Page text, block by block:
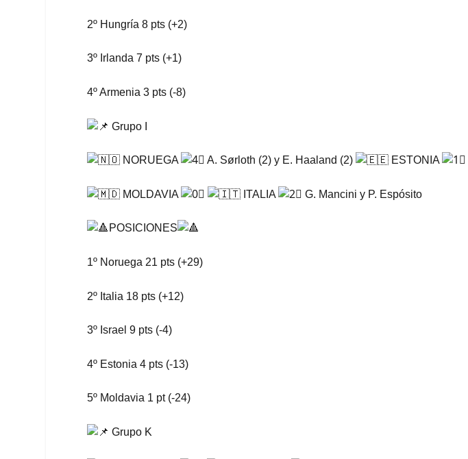
2º Hungría 8 pts (+2)
3º Irlanda 7 pts (+1)
4º Armenia 3 pts (-8)
Grupo I
NORUEGA A. Sørloth (2) y E. Haaland (2) ESTONIA
MOLDAVIA ITALIA G. Mancini y P. Espósito
POSICIONES
1º Noruega 21 pts (+29)
2º Italia 18 pts (+12)
3º Israel 9 pts (-4)
4º Estonia 4 pts (-13)
5º Moldavia 1 pt (-24)
Grupo K